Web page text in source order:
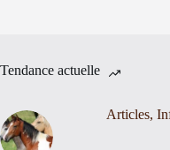
Tendance actuelle
Articles,